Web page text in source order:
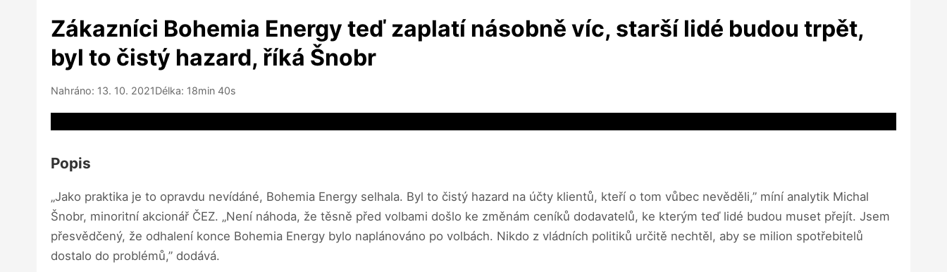
Zákazníci Bohemia Energy teď zaplatí násobně víc, starší lidé budou trpět,
byl to čistý hazard, říká Šnobr
Nahráno: 13. 10. 2021Délka: 18min 40s
Popis
„Jako praktika je to opravdu nevídáné, Bohemia Energy selhala. Byl to čistý hazard na účty klientů, kteří o tom vůbec nevěděli,” míní analytik Michal
Šnobr, minoritní akcionář ČEZ. „Není náhoda, že těsně před volbami došlo ke změnám ceníků dodavatelů, ke kterým teď lidé budou muset přejít. Jsem
přesvědčený, že odhalení konce Bohemia Energy bylo naplánováno po volbách. Nikdo z vládních politiků určitě nechtěl, aby se milion spotřebitelů
dostalo do problémů,” dodává.